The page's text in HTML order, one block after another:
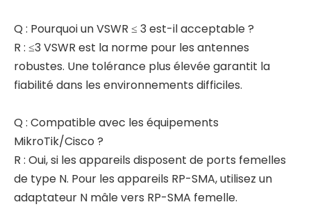
Q : Pourquoi un VSWR ≤ 3 est-il acceptable ?
R : ≤3 VSWR est la norme pour les antennes
robustes. Une tolérance plus élevée garantit la
fiabilité dans les environnements difficiles.
Q : Compatible avec les équipements
MikroTik/Cisco ?
R : Oui, si les appareils disposent de ports femelles
de type N. Pour les appareils RP-SMA, utilisez un
adaptateur N mâle vers RP-SMA femelle.